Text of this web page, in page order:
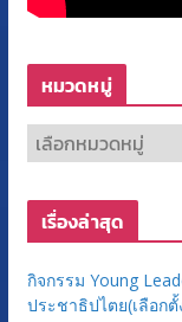
หมวดหมู่
ม
ว
มู่
เรื่องล่าสุด
กิจกรรม Young
ประชาธิปไตย(เลือก